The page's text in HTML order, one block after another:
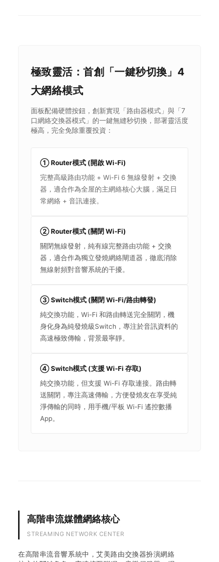
極致靈活：首創「一鍵秒切換」4
大網絡模式
面板配備硬體按鈕，創新實現「路由器模式」與「7
口網絡交換器模式」的一鍵無縫秒切換，部署靈活度
極高，完全免除重覆投資：
① Router模式 (開啟 Wi-Fi)
完整高級路由功能 + Wi-Fi 6 無線發射 + 交換
器，適合作為全屋的主網絡核心大腦，滿足日
常網絡 + 音訊連接。
② Router模式 (關閉 Wi-Fi)
關閉無線發射，純有線完整路由功能 + 交換
器，適合作為獨立發燒網絡閘道器，徹底消除
無線射頻對音響系統的干擾。
③ Switch模式 (關閉 Wi-Fi/路由轉發)
純交換功能，Wi-Fi 和路由轉送完全關閉，機
身化身為純發燒級Switch，專注於音訊資料的
高速極致傳輸，背景最寧靜。
④ Switch模式 (支援 Wi-Fi 存取)
純交換功能，但支援 Wi-Fi 存取連接。路由轉
送關閉，專注高速傳輸，方便發燒友在享受純
淨傳輸的同時，用手機/平板 Wi-Fi 遙控數播
App。
高階串流媒體網絡核心
STREAMING NETWORK CENTER
在高階串流音響系統中，艾美路由交換器扮演網絡